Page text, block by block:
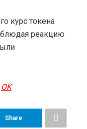
курс токена
реакцию
OK
Share